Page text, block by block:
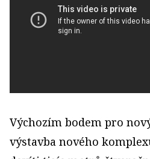
Výchozím bodem pro
výstavba nového